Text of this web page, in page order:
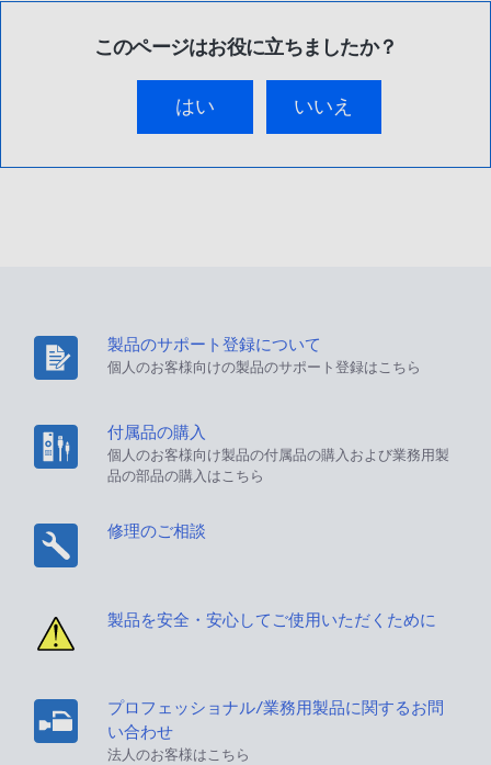
このページはお役に立ちましたか？
はい いいえ
製品のサポート登録について
個人のお客様向けの製品のサポート登録はこちら
付属品の購入
個人のお客様向け製品の付属品の購入および業務用製
品の部品の購入はこちら
修理のご相談
製品を安全・安心してご使用いただくために
プロフェッショナル/業務用製品に関するお問
い合わせ
法人のお客様はこちら